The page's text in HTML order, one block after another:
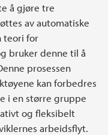
å gjøre tre
av automatiske
teori for
bruker denne til å
prosessen
kan forbedres
i en større gruppe
og fleksibelt
arbeidsflyt.